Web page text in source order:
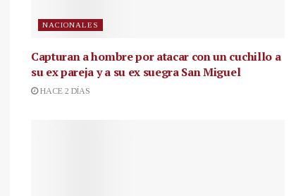
NACIONALES
Capturan a hombre por atacar con un cuchillo a
su ex pareja y a su ex suegra San Miguel
HACE 2 DÍAS